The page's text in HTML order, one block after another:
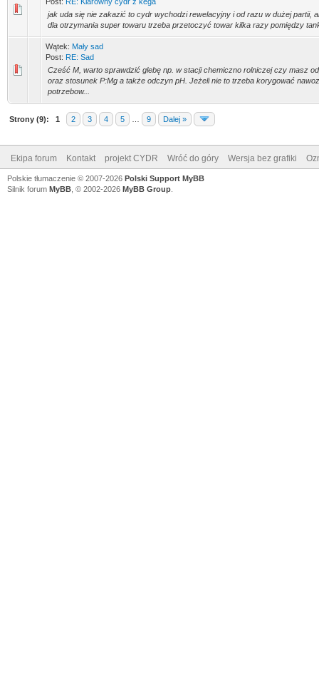
jak uda się nie zakazić to cydr wychodzi rewelacyjny i od razu w dużej partii,
dla otrzymania super towaru trzeba przetoczyć towar kilka razy pomiędzy
Wątek: Mały sad
Post: RE: Sad
Cześć M, warto sprawdzić glebę np. w stacji chemiczno rolniczej czy masz
oraz stosunek P:Mg a także odczyn pH. Jeżeli nie to trzeba korygować
potrzebow...
Strony (9): 1 2 3 4 5 9 Dalej »
Ekipa forum Kontakt projekt CYDR Wróć do góry Wersja bez grafiki
Polskie tłumaczenie © 2007-2026 Polski Support MyBB
Silnik forum MyBB , © 2002-2026 MyBB Group